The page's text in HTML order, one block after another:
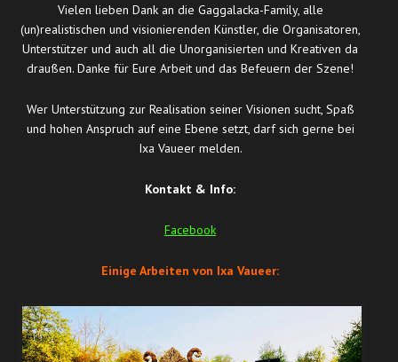
Vielen lieben Dank an die Gaggalacka-Family, alle
(un)realistischen und visionierenden Künstler, die Organisatoren,
Unterstützer und auch all die Unorganisierten und Kreativen da
draußen. Danke für Eure Arbeit und das Befeuern der Szene!
Wer Unterstützung zur Realisation seiner Visionen sucht, Spaß
und hohen Anspruch auf eine Ebene setzt, darf sich gerne bei
Ixa Vaueer melden.
Kontakt & Info:
Facebook
Einige Arbeiten von Ixa Vaueer: